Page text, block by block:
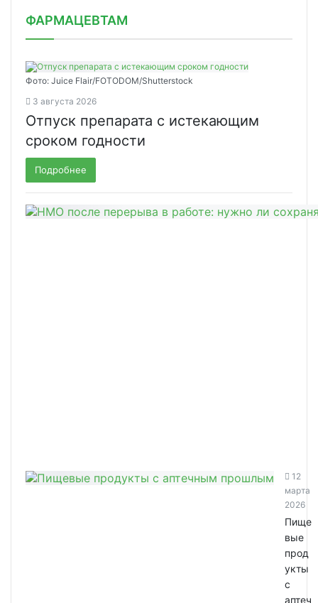
ФАРМАЦЕВТАМ
Фото: Juice Flair/FOTODOM/Shutterstoсk
3 августа 2026
Отпуск препарата с истекающим
сроком годности
Подробнее
12
марта
2026
Пище
вые
прод
укты
с
аптеч